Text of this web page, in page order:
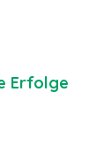
Erfolge